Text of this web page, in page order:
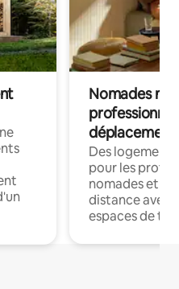
Nomades
déplacement
Des
pour les
nomades et
distance avec
espaces de